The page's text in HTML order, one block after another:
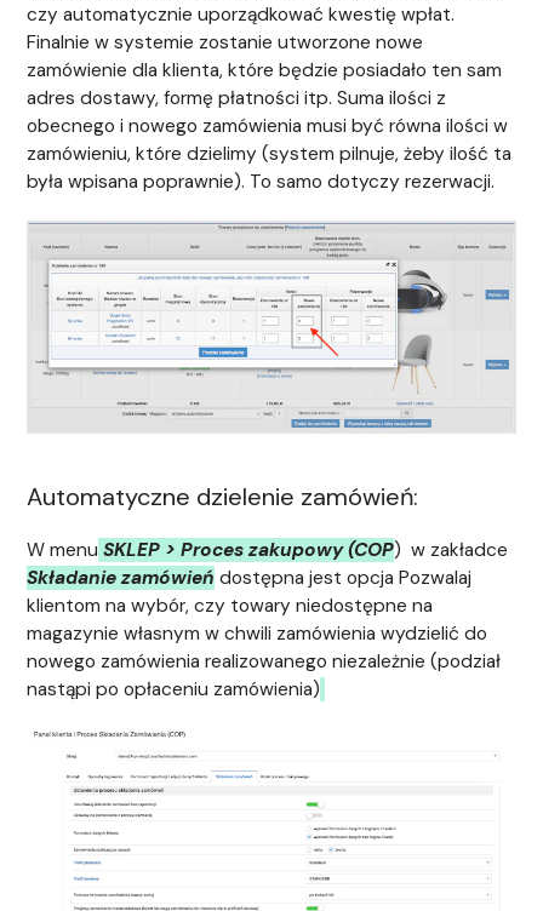
czy automatycznie uporządkować kwestię wpłat.
Finalnie w systemie zostanie utworzone nowe
zamówienie dla klienta, które będzie posiadało ten sam
adres dostawy, formę płatności itp. Suma ilości z
obecnego i nowego zamówienia musi być równa ilości w
zamówieniu, które dzielimy (system pilnuje, żeby ilość ta
była wpisana poprawnie). To samo dotyczy rezerwacji.
Automatyczne dzielenie zamówień:
W menu SKLEP > Proces zakupowy (COP) w zakładce
Składanie zamówień dostępna jest opcja Pozwalaj
klientom na wybór, czy towary niedostępne na
magazynie własnym w chwili zamówienia wydzielić do
nowego zamówienia realizowanego niezależnie (podział
nastąpi po opłaceniu zamówienia)